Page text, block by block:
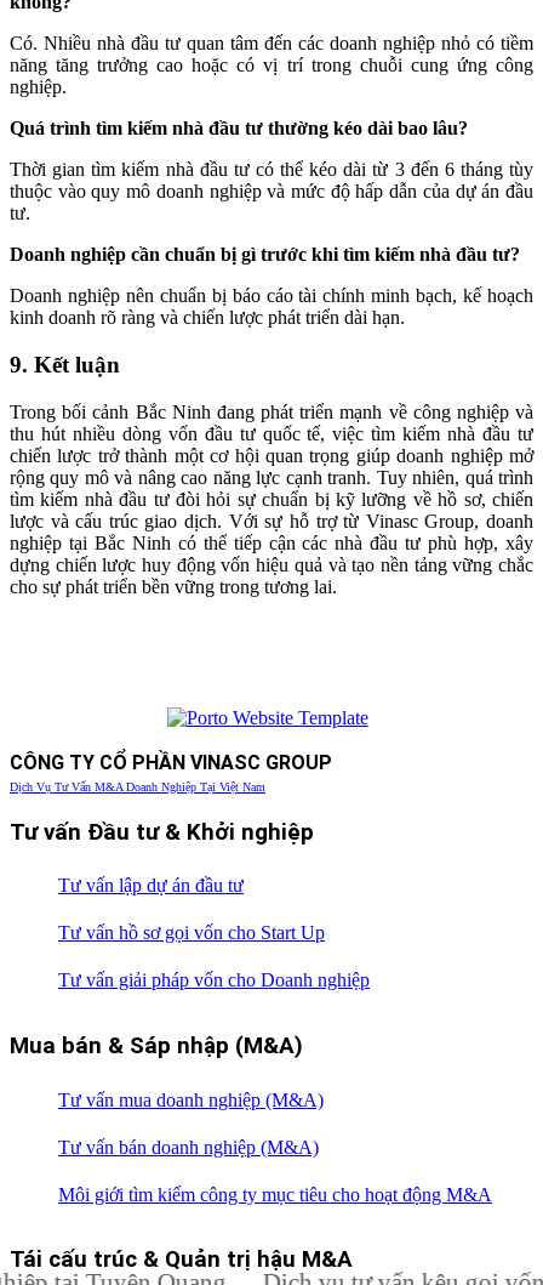
Có. Nhiều nhà đầu tư quan tâm đến các doanh nghiệp nhỏ có tiềm
năng tăng trưởng cao hoặc có vị trí trong chuỗi cung ứng công
nghiệp.
Quá trình tìm kiếm nhà đầu tư thường kéo dài bao lâu?
Thời gian tìm kiếm nhà đầu tư có thể kéo dài từ 3 đến 6 tháng tùy
thuộc vào quy mô doanh nghiệp và mức độ hấp dẫn của dự án đầu
tư.
Doanh nghiệp cần chuẩn bị gì trước khi tìm kiếm nhà đầu tư?
Doanh nghiệp nên chuẩn bị báo cáo tài chính minh bạch, kế hoạch
kinh doanh rõ ràng và chiến lược phát triển dài hạn.
9. Kết luận
Trong bối cảnh Bắc Ninh đang phát triển mạnh về công nghiệp và
thu hút nhiều dòng vốn đầu tư quốc tế, việc tìm kiếm nhà đầu tư
chiến lược trở thành một cơ hội quan trọng giúp doanh nghiệp mở
rộng quy mô và nâng cao năng lực cạnh tranh. Tuy nhiên, quá trình
tìm kiếm nhà đầu tư đòi hỏi sự chuẩn bị kỹ lưỡng về hồ sơ, chiến
lược và cấu trúc giao dịch. Với sự hỗ trợ từ Vinasc Group, doanh
nghiệp tại Bắc Ninh có thể tiếp cận các nhà đầu tư phù hợp, xây
dựng chiến lược huy động vốn hiệu quả và tạo nền tảng vững chắc
cho sự phát triển bền vững trong tương lai.
CÔNG TY CỔ PHẦN VINASC GROUP
Dịch Vụ Tư Vấn M&A Doanh Nghiệp Tại Việt Nam
Tư vấn Đầu tư & Khởi nghiệp
Tư vấn lập dự án đầu tư
Tư vấn hồ sơ gọi vốn cho Start Up
Tư vấn giải pháp vốn cho Doanh nghiệp
Mua bán & Sáp nhập (M&A)
Tư vấn mua doanh nghiệp (M&A)
Tư vấn bán doanh nghiệp (M&A)
Môi giới tìm kiếm công ty mục tiêu cho hoạt động M&A
Tái cấu trúc & Quản trị hậu M&A